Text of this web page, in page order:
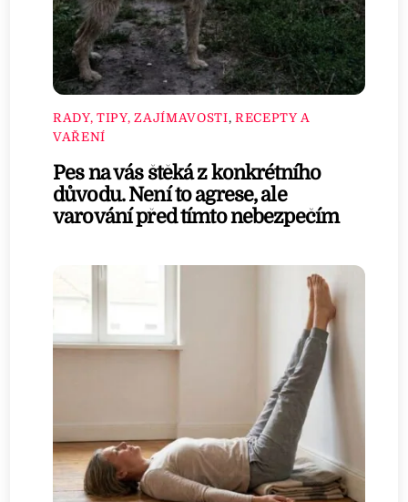
RADY, TIPY, ZAJÍMAVOSTI, RECEPTY A
VAŘENÍ
Pes na vás štěká z konkrétního
důvodu. Není to agrese, ale
varování před tímto nebezpečím